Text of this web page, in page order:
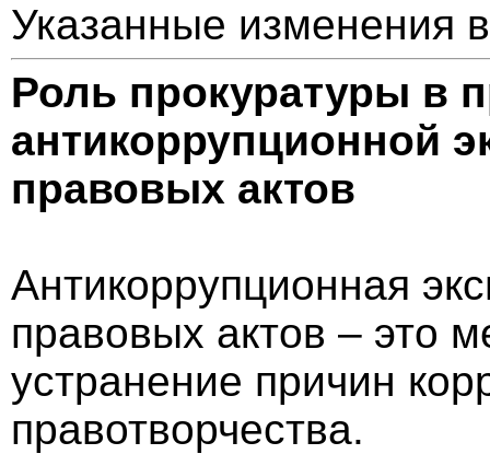
Указанные изменения
Роль прокуратуры в
антикоррупционной
правовых актов
Антикоррупционная
правовых актов – это
устранение причин
правотворчества.